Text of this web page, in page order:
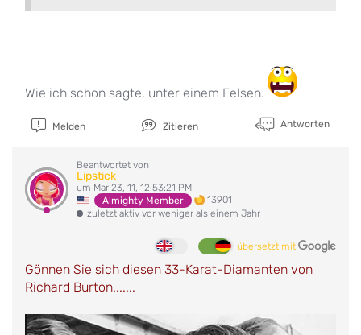
Wie ich schon sagte, unter einem Felsen.
Melden Zitieren Antworten
Beantwortet von
Lipstick
um Mar 23, 11, 12:53:21 PM
Almighty Member
13901
zuletzt aktiv vor weniger als einem Jahr
übersetzt mit
Gönnen Sie sich diesen 33-Karat-Diamanten von
Richard Burton.......